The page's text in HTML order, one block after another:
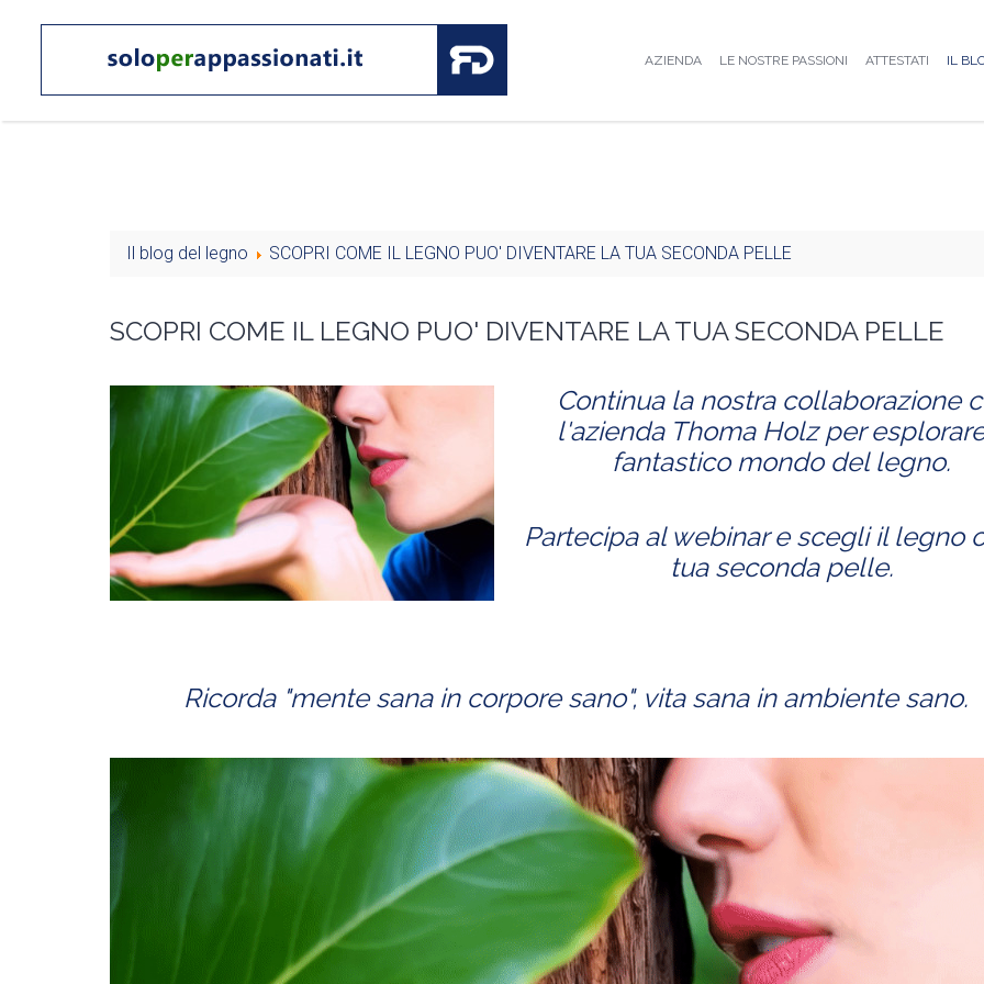
AZIENDA LE NOSTRE PASSIONI ATTESTATI IL
Il blog del legno SCOPRI COME IL LEGNO PUO' DIVENTARE LA TUA SECONDA PELLE
SCOPRI COME IL LEGNO PUO' DIVENTARE LA TUA SECONDA PELLE
Continua la nostra collaborazione
l'azienda Thoma Holz per
fantastico mondo del legno.
Partecipa al webinar e scegli il legno
tua seconda pelle.
Ricorda "mente sana in corpore sano", vita sana in ambiente sano.